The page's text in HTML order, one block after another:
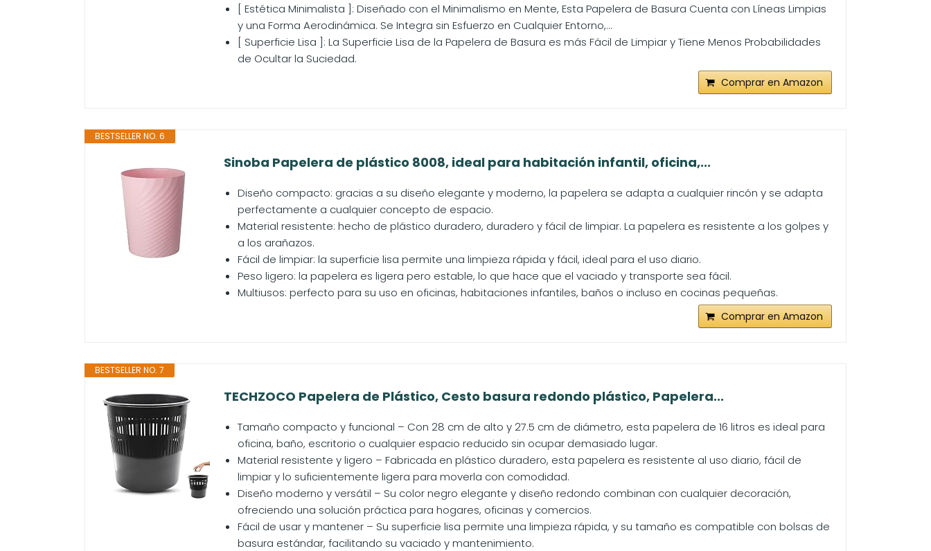
[ Estética Minimalista ]: Diseñado con el Minimalismo en Mente, Esta Papelera de Basura Cuenta con Líneas Limpias
y una Forma Aerodinámica. Se Integra sin Esfuerzo en Cualquier Entorno,...
[ Superficie Lisa ]: La Superficie Lisa de la Papelera de Basura es más Fácil de Limpiar y Tiene Menos Probabilidades
de Ocultar la Suciedad.
Comprar en Amazon
BESTSELLER NO. 6
Sinoba Papelera de plástico 8008, ideal para habitación infantil, oficina,...
Diseño compacto: gracias a su diseño elegante y moderno, la papelera se adapta a cualquier rincón y se adapta
perfectamente a cualquier concepto de espacio.
Material resistente: hecho de plástico duradero, duradero y fácil de limpiar. La papelera es resistente a los golpes y
a los arañazos.
Fácil de limpiar: la superficie lisa permite una limpieza rápida y fácil, ideal para el uso diario.
Peso ligero: la papelera es ligera pero estable, lo que hace que el vaciado y transporte sea fácil.
Multiusos: perfecto para su uso en oficinas, habitaciones infantiles, baños o incluso en cocinas pequeñas.
Comprar en Amazon
BESTSELLER NO. 7
TECHZOCO Papelera de Plástico, Cesto basura redondo plástico, Papelera...
Tamaño compacto y funcional – Con 28 cm de alto y 27.5 cm de diámetro, esta papelera de 16 litros es ideal para
oficina, baño, escritorio o cualquier espacio reducido sin ocupar demasiado lugar.
Material resistente y ligero – Fabricada en plástico duradero, esta papelera es resistente al uso diario, fácil de
limpiar y lo suficientemente ligera para moverla con comodidad.
Diseño moderno y versátil – Su color negro elegante y diseño redondo combinan con cualquier decoración,
ofreciendo una solución práctica para hogares, oficinas y comercios.
Fácil de usar y mantener – Su superficie lisa permite una limpieza rápida, y su tamaño es compatible con bolsas de
basura estándar, facilitando su vaciado y mantenimiento.